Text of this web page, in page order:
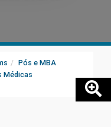
Pós e MBA
Médicas